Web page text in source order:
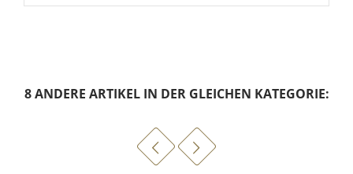
8 ANDERE ARTIKEL IN DER GLEICHEN KATEGORIE: